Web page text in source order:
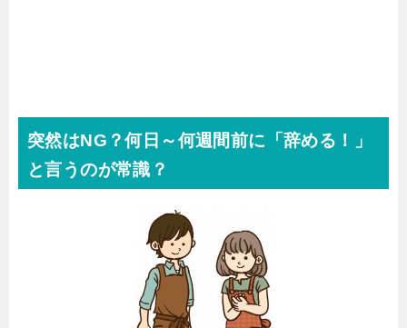
突然はNG？何日～何週間前に「辞める！」
と言うのが常識？